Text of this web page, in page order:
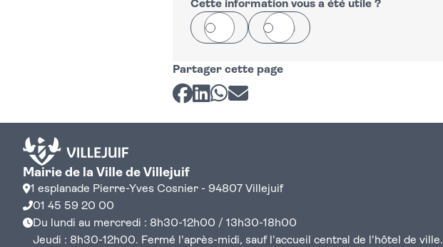
−
Cette information vous a été utile ?
Oui Non
Partager cette page
Partager sur Facebook
Partager sur LinkedIn
Partager sur Whatsapp
Partager par courriel
Mairie de la Ville de Villejuif
1 esplanade Pierre-Yves Cosnier - 94807 Villejuif
01 45 59 20 00
Du lundi au mercredi : 8h30-12h00 / 13h30-18h00
Jeudi : 8h30-12h00. Fermé l'après-midi, sauf l'accueil central de l'hôtel de ville.